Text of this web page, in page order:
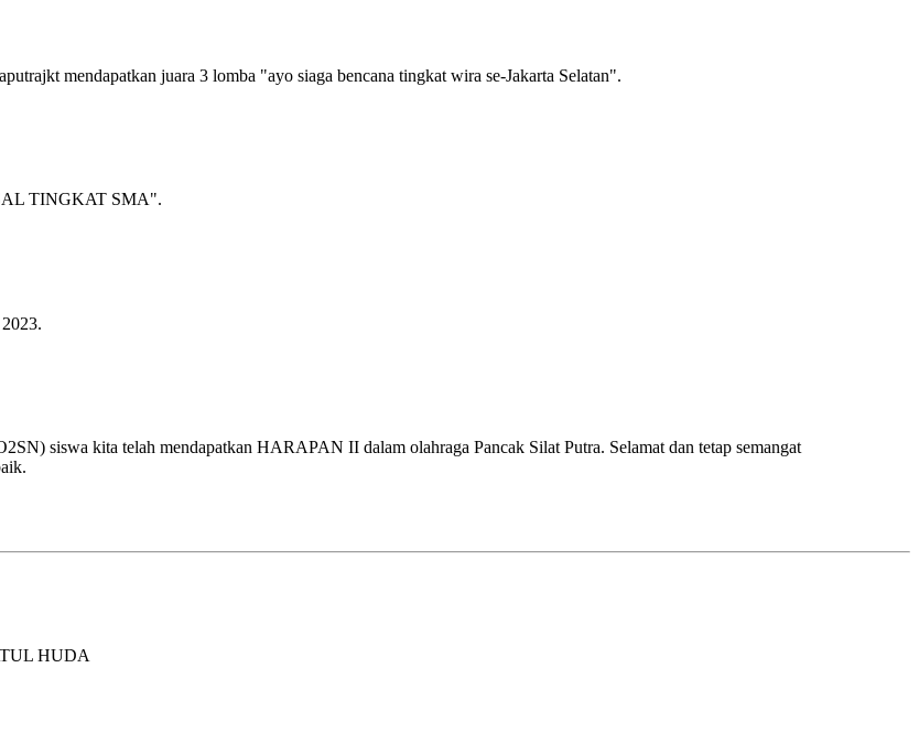
mendapatkan juara 3 lomba "ayo siaga bencana tingkat wira se-Jakarta Selatan".
TINGKAT SMA".
siswa kita telah mendapatkan HARAPAN II dalam olahraga Pancak Silat Putra. Selamat dan tetap semangat
HUDA